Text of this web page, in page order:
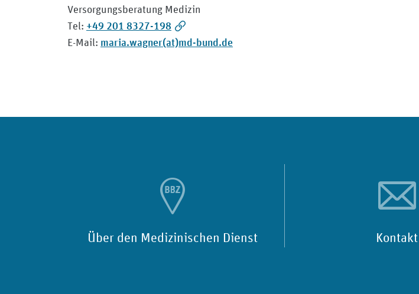
Versorgungsberatung Medizin
Tel: +49 201 8327-198
E-Mail: maria.wagner(at)md-bund.de
Über den Medizinischen Dienst Kontakt